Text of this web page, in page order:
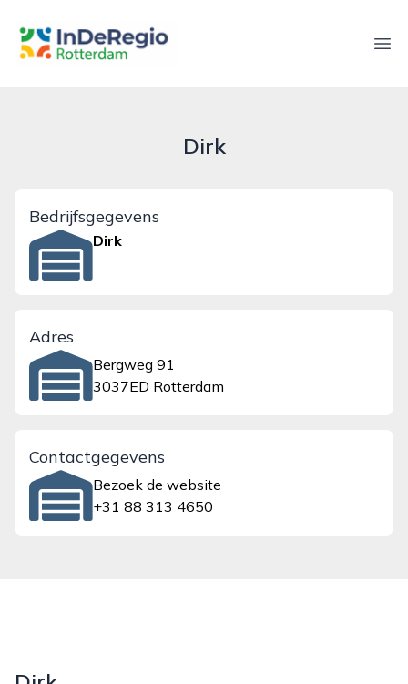
inderegiorotterdam.nl
Dirk
Bedrijfsgegevens
Dirk
Adres
Bergweg 91
3037ED Rotterdam
Contactgegevens
Bezoek de website
+31 88 313 4650